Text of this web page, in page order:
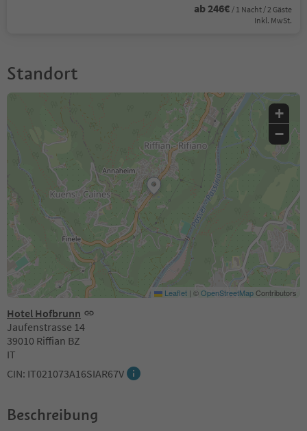
ab 246€ / 1 Nacht / 2 Gäste
Inkl. MwSt.
Standort
Hotel Hofbrunn
Jaufenstrasse 14
39010 Riffian BZ
IT
CIN: IT021073A16SIAR67V
+
−
Leaflet | ©OpenStreetMapContributors
Beschreibung